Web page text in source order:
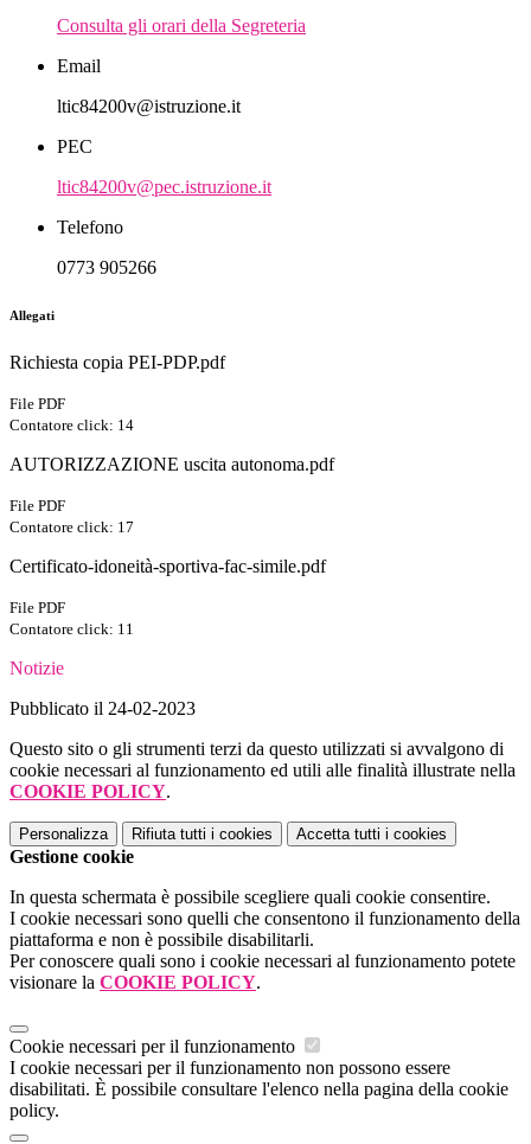
Consulta gli orari della Segreteria
Email
ltic84200v@istruzione.it
PEC
ltic84200v@pec.istruzione.it
Telefono
0773 905266
Allegati
Richiesta copia PEI-PDP.pdf
File PDF
Contatore click: 14
AUTORIZZAZIONE uscita autonoma.pdf
File PDF
Contatore click: 17
Certificato-idoneità-sportiva-fac-simile.pdf
File PDF
Contatore click: 11
Notizie
Pubblicato il 24-02-2023
Questo sito o gli strumenti terzi da questo utilizzati si avvalgono di
cookie necessari al funzionamento ed utili alle finalità illustrate nella
COOKIE POLICY.
Personalizza Rifiuta tutti i cookies Accetta tutti i cookies
Gestione cookie
In questa schermata è possibile scegliere quali cookie consentire.
I cookie necessari sono quelli che consentono il funzionamento della
piattaforma e non è possibile disabilitarli.
Per conoscere quali sono i cookie necessari al funzionamento potete
visionare la COOKIE POLICY.
Cookie necessari per il funzionamento
I cookie necessari per il funzionamento non possono essere
disabilitati. È possibile consultare l'elenco nella pagina della cookie
policy.